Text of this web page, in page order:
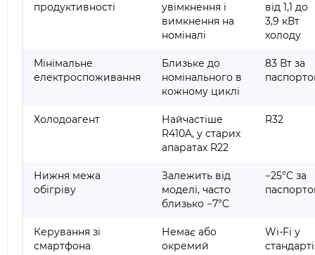
продуктивності
увімкнення і
вимкнення на
номіналі
від 1,1 до
3,9 кВт
холоду
Мінімальне
електроспоживання
Близьке до
номінального в
кожному циклі
83 Вт за
Холодоагент
Найчастіше
R410A, у старих
апаратах R22
R32
Нижня межа
обігріву
Залежить від
моделі, часто
близько −7°C
−25°C за
Керування зі
смартфона
Немає або
окремий
Wi-Fi у
стандарті